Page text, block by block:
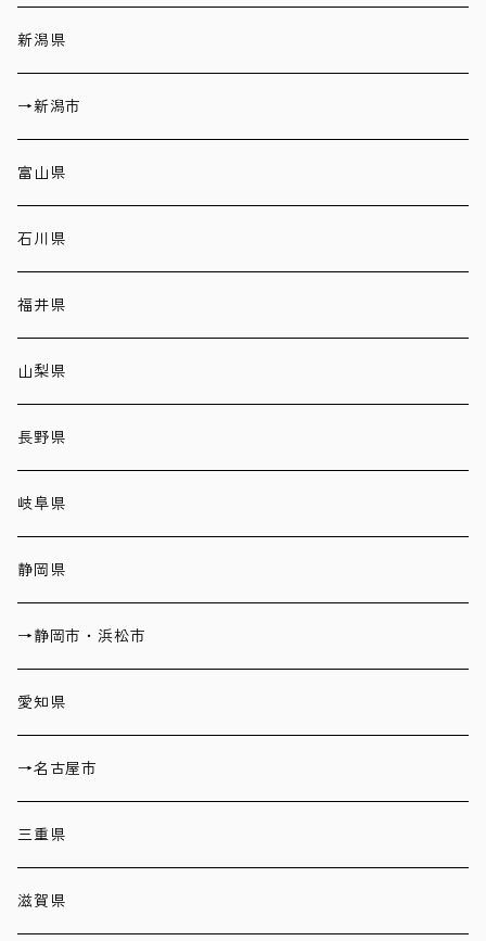
新潟県
→新潟市
富山県
石川県
福井県
山梨県
長野県
岐阜県
静岡県
→静岡市・浜松市
愛知県
→名古屋市
三重県
滋賀県